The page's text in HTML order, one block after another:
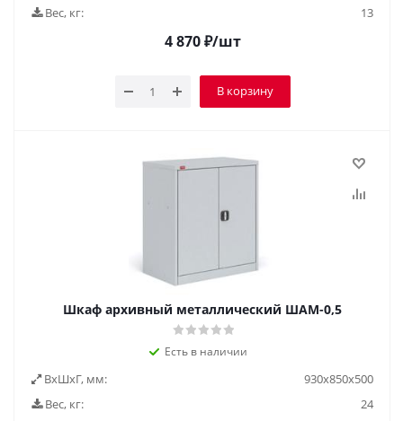
Вес, кг:
13
4 870₽/шт
В корзину
Шкаф архивный металлический ШАМ-0,5
Есть в наличии
ВxШxГ, мм:
930х850х500
Вес, кг:
24